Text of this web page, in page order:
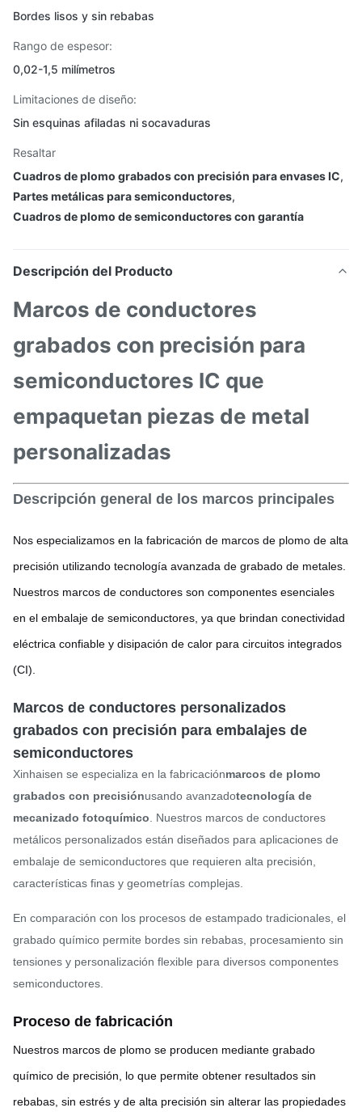
Bordes lisos y sin rebabas
Rango de espesor:
0,02-1,5 milímetros
Limitaciones de diseño:
Sin esquinas afiladas ni socavaduras
Resaltar
Cuadros de plomo grabados con precisión para envases IC,
Partes metálicas para semiconductores,
Cuadros de plomo de semiconductores con garantía
Descripción del Producto
Marcos de conductores
grabados con precisión para
semiconductores IC que
empaquetan piezas de metal
personalizadas
Descripción general de los marcos principales
Nos especializamos en la fabricación de marcos de plomo de alta
precisión utilizando tecnología avanzada de grabado de metales.
Nuestros marcos de conductores son componentes esenciales
en el embalaje de semiconductores, ya que brindan conectividad
eléctrica confiable y disipación de calor para circuitos integrados
(CI).
Marcos de conductores personalizados
grabados con precisión para embalajes de
semiconductores
Xinhaisen se especializa en la fabricaciónmarcos de plomo
grabados con precisiónusando avanzadotecnología de
mecanizado fotoquímico . Nuestros marcos de conductores
metálicos personalizados están diseñados para aplicaciones de
embalaje de semiconductores que requieren alta precisión,
características finas y geometrías complejas.
En comparación con los procesos de estampado tradicionales, el
grabado químico permite bordes sin rebabas, procesamiento sin
tensiones y personalización flexible para diversos componentes
semiconductores.
Proceso de fabricación
Nuestros marcos de plomo se producen mediante grabado
químico de precisión, lo que permite obtener resultados sin
rebabas, sin estrés y de alta precisión sin alterar las propiedades